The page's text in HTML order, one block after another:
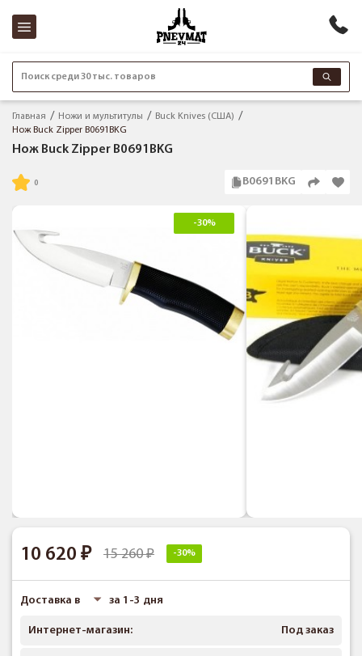
Поиск среди 30 тыс. товаров
Главная Ножи и мультитулы
Buck Knives (США)
Нож Buck Zipper B0691BKG
Нож Buck Zipper B0691BKG
B0691BKG
-30%
10 620 15 260 -30%
Доставка в за 1-3 дня
Интернет-магазин: Под заказ